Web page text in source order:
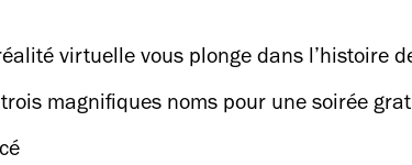
virtuelle vous plonge dans l’histoire
magnifiques noms pour une soirée